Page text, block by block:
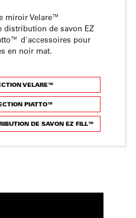
miroir Velare™
distribution de savon EZ
d'accessoires pour
en noir mat.
VELARE™
PIATTO™
DE SAVON EZ FILL™